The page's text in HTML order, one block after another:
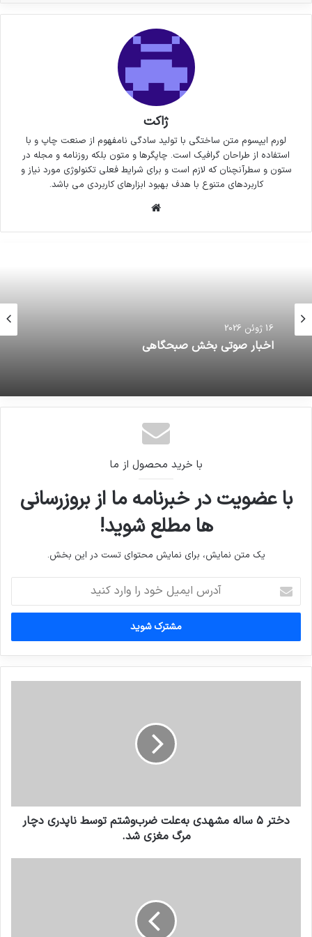
ژاکت
لورم ایپسوم متن ساختگی با تولید سادگی نامفهوم از صنعت چاپ و با
استفاده از طراحان گرافیک است. چاپگرها و متون بلکه روزنامه و مجله در
ستون و سطرآنچنان که لازم است و برای شرایط فعلی تکنولوژی مورد نیاز و
کاربردهای متنوع با هدف بهبود ابزارهای کاربردی می باشد.
16 ژوئن 2026
اخبار صوتی بخش صبحگاهی
با خرید محصول از ما
با عضویت در خبرنامه ما از بروزرسانی
ها مطلع شوید!
یک متن نمایش، برای نمایش محتوای تست در این بخش.
ایمیل
خود
وارد
کنید
دختر ۵ ساله مشهدی به‌علت ضرب‌وشتم توسط ناپدری دچار
مرگ مغزی شد.